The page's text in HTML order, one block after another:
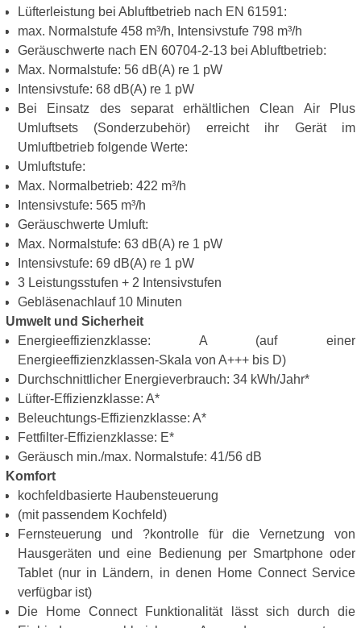
Lüfterleistung bei Abluftbetrieb nach EN 61591:
max. Normalstufe 458 m³/h, Intensivstufe 798 m³/h
Geräuschwerte nach EN 60704-2-13 bei Abluftbetrieb:
Max. Normalstufe: 56 dB(A) re 1 pW
Intensivstufe: 68 dB(A) re 1 pW
Bei Einsatz des separat erhältlichen Clean Air Plus
Umluftsets (Sonderzubehör) erreicht ihr Gerät im
Umluftbetrieb folgende Werte:
Umluftstufe:
Max. Normalbetrieb: 422 m³/h
Intensivstufe: 565 m³/h
Geräuschwerte Umluft:
Max. Normalstufe: 63 dB(A) re 1 pW
Intensivstufe: 69 dB(A) re 1 pW
3 Leistungsstufen + 2 Intensivstufen
Gebläsenachlauf 10 Minuten
Umwelt und Sicherheit
Energieeffizienzklasse: A (auf einer
Energieeffizienzklassen-Skala von A+++ bis D)
Durchschnittlicher Energieverbrauch: 34 kWh/Jahr*
Lüfter-Effizienzklasse: A*
Beleuchtungs-Effizienzklasse: A*
Fettfilter-Effizienzklasse: E*
Geräusch min./max. Normalstufe: 41/56 dB
Komfort
kochfeldbasierte Haubensteuerung
(mit passendem Kochfeld)
Fernsteuerung und ?kontrolle für die Vernetzung von
Hausgeräten und eine Bedienung per Smartphone oder
Tablet (nur in Ländern, in denen Home Connect Service
verfügbar ist)
Die Home Connect Funktionalität lässt sich durch die